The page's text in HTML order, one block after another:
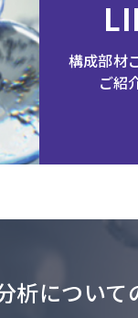
構成部材
ご紹
析について